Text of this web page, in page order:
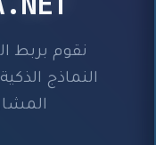
نقوم بربط
النماذج